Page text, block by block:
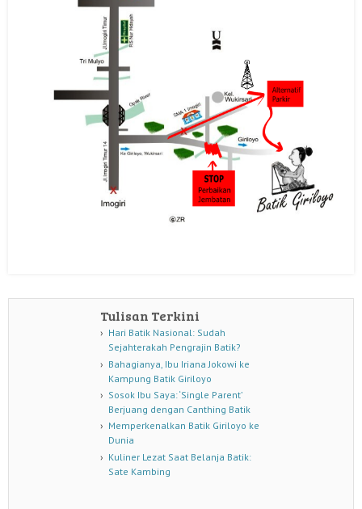
Tulisan Terkini
Hari Batik Nasional: Sudah
Sejahterakah Pengrajin Batik?
Bahagianya, Ibu Iriana Jokowi ke
Kampung Batik Giriloyo
Sosok Ibu Saya: ‘Single Parent’
Berjuang dengan Canthing Batik
Memperkenalkan Batik Giriloyo ke
Dunia
Kuliner Lezat Saat Belanja Batik:
Sate Kambing